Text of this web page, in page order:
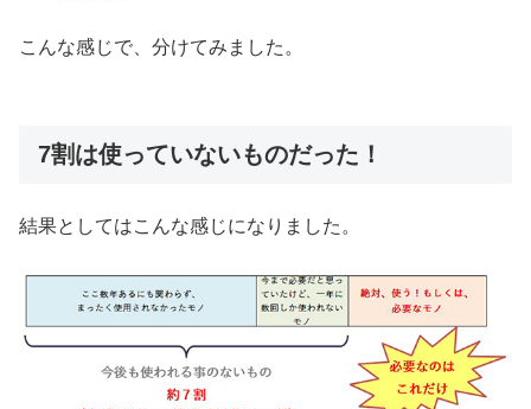
こんな感じで、分けてみました。
7割は使っていないものだった！
結果としてはこんな感じになりました。